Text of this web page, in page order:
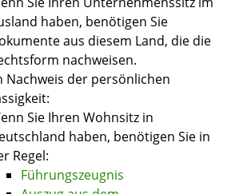
haben, benötigen Sie
aus diesem Land, die die
nachweisen.
Nachweis der persönlichen
Sie Ihren Wohnsitz in
haben, benötigen Sie in
Regel:
Führungszeugnis